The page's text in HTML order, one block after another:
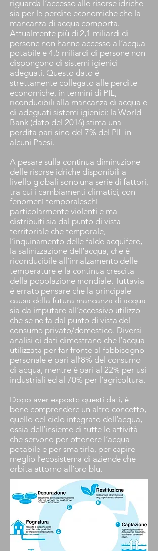
riguarda l’accesso alle risorse idriche
sia per le perdite economiche che la
mancanza di acqua comporta.
Attualmente più di 2,1 miliardi di
persone non hanno accesso all’acqua
potabile e 4,5 miliardi di persone non
dispongono di sistemi igienici
adeguati. Questo dato è
strettamente collegato alle perdite
economiche, in termini di PIL,
riconducibili alla mancanza di acqua e
di adeguati sistemi igienici: la World
Bank (dato del 2016) stima una
perdita pari sino del 7% del PIL in
alcuni Paesi.
A pesare sulla continua diminuzione
delle risorse idriche disponibili a
livello globali sono una serie di fattori,
tra cui i cambiamenti climatici, con
fenomeni temporaleschi
particolarmente violenti e mal
distribuiti sia dal punto di vista
territoriale che temporale,
l’inquinamento delle falde acquifere,
la salinizzazione dell’acqua, che è
riconducibile all’innalzamento delle
temperature e la continua crescita
della popolazione mondiale. Tuttavia
è errato pensare che la principale
causa della futura mancanza di acqua
sia da imputare all’eccessivo utilizzo
che se ne fa dal punto di vista del
consumo privato/domestico. Diversi
analisi di dati dimostrano che l’acqua
utilizzata per far fronte al fabbisogno
personale è pari all’8% del consumo
di acqua, mentre è pari al 22% per usi
industriali ed al 70% per l’agricoltura.
Dopo aver esposto questi dati, è
bene comprendere un altro concetto,
quello del ciclo integrato dell’acqua,
ossia dell’insieme di tutte le attività
che servono per ottenere l’acqua
potabile e per smaltirla, per capire
meglio l’ecosistema di aziende che
orbita attorno all’oro blu.